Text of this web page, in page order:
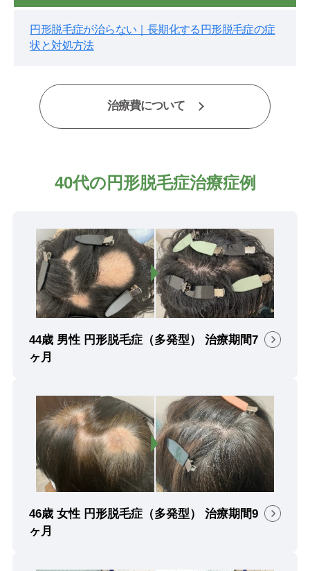
円形脱毛症が治らない｜長期化する円形脱毛症の症
状と対処方法
治療費について
40代の円形脱毛症治療症例
44歳 男性 円形脱毛症（多発型） 治療期間7
ヶ月
46歳 女性 円形脱毛症（多発型） 治療期間9
ヶ月